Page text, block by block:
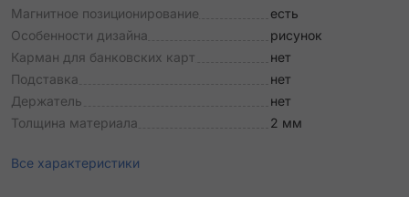
Магнитное позиционирование
есть
Особенности дизайна
рисунок
Карман для банковских карт
нет
Подставка
нет
Держатель
нет
Толщина материала
2 мм
Все характеристики